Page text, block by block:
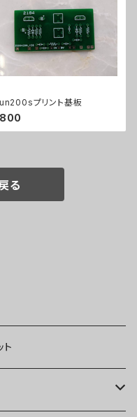
プリント基板
る